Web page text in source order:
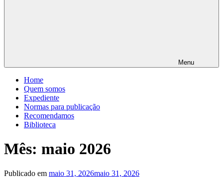
Menu
Home
Quem somos
Expediente
Normas para publicação
Recomendamos
Biblioteca
Mês: maio 2026
Publicado em maio 31, 2026maio 31, 2026